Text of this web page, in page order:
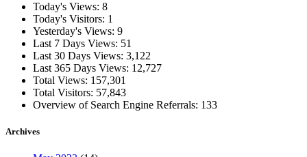
Today's Views: 8
Today's Visitors: 1
Yesterday's Views: 9
Last 7 Days Views: 51
Last 30 Days Views: 3,122
Last 365 Days Views: 12,727
Total Views: 157,301
Total Visitors: 57,843
Overview of Search Engine Referrals: 133
Archives